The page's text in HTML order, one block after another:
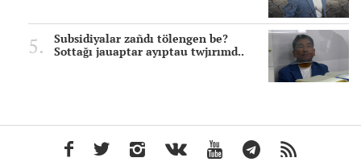
Subsidiyalar zañdı tölengen be?
Sottağı jauaptar ayıptau twjırımd..